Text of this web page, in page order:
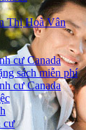
Thị Hoà Vân
cư Canada
sách miễn phí
cư Canada
cư